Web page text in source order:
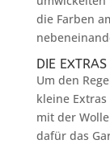
die Farben
DIE EXTRAS
Um den
kleine
mit der
dafür das